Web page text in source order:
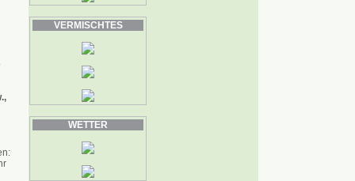
VERMISCHTES
WETTER